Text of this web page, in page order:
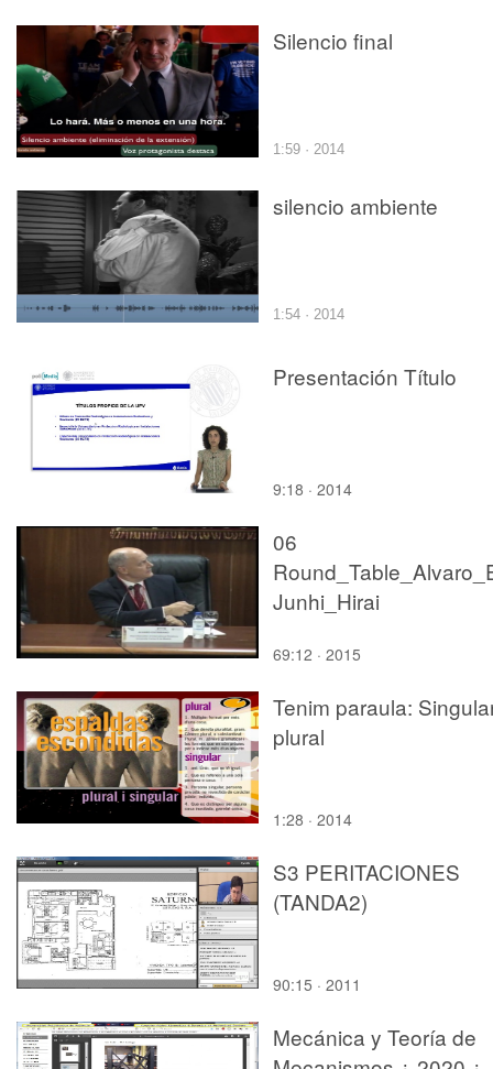
Silencio final
1:59 · 2014
silencio ambiente
1:54 · 2014
Presentación Título
9:18 · 2014
06
Junhi_Hirai
69:12 · 2015
Tenim paraula:
plural
1:28 · 2014
S3 PERITACIONES
(TANDA2)
90:15 · 2011
Mecánica y Teoría de